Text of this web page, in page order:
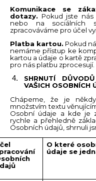
Komunikace se
dotazy. Pokud jste
nebo na sociálních
zpracováváme pro účel
Platba kartou. Pokud
nemáme přístup ke
kartou a údaje o kartě
pro nás platbu zprocesují.
SHRNUTÍ
VAŠICH OSOBNÍCH
Chápeme, že je
množstvím textu
Osobní údaje a kde je
rychle a přehledně
Osobních údajů, shrnuli
O které
údaje se